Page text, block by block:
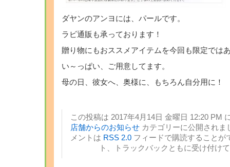
ダヤンのアンヨには、パールです。
ラビ通販も承っております！
贈り物にもおススメアイテムを今回も限定では
い～っぱい、ご用意してます。
母の日、彼女へ、奥様に、もちろん自分用に！
この投稿は 2017年4月14日 金曜日 12:20 PM
店舗からのお知らせカテゴリーに公開されま
メントは RSS 2.0 フィードで購読することが
ト、トラックバックともに受け付け